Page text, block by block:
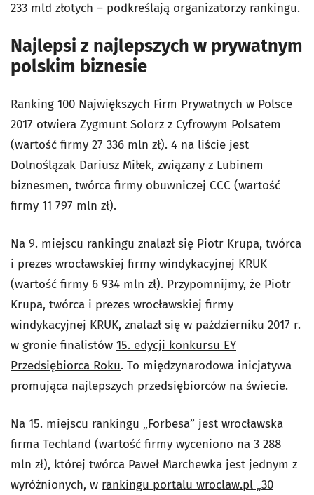
233 mld złotych – podkreślają organizatorzy rankingu.
Najlepsi z najlepszych w prywatnym
polskim biznesie
Ranking 100 Największych Firm Prywatnych w Polsce
2017 otwiera Zygmunt Solorz z Cyfrowym Polsatem
(wartość firmy 27 336 mln zł). 4 na liście jest
Dolnoślązak Dariusz Miłek, związany z Lubinem
biznesmen, twórca firmy obuwniczej CCC (wartość
firmy 11 797 mln zł).
Na 9. miejscu rankingu znalazł się Piotr Krupa, twórca
i prezes wrocławskiej firmy windykacyjnej KRUK
(wartość firmy 6 934 mln zł). Przypomnijmy, że Piotr
Krupa, twórca i prezes wrocławskiej firmy
windykacyjnej KRUK, znalazł się w październiku 2017 r.
w gronie finalistów 15. edycji konkursu EY
Przedsiębiorca Roku. To międzynarodowa inicjatywa
promująca najlepszych przedsiębiorców na świecie.
Na 15. miejscu rankingu „Forbesa” jest wrocławska
firma Techland (wartość firmy wyceniono na 3 288
mln zł), której twórca Paweł Marchewka jest jednym z
wyróżnionych, w rankingu portalu wroclaw.pl „30